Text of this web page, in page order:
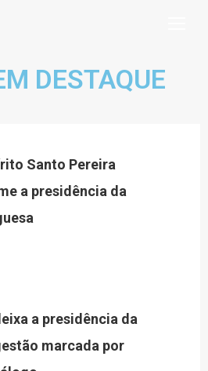
DESTAQUE
Santo Pereira
a presidência da
a presidência da
marcada por